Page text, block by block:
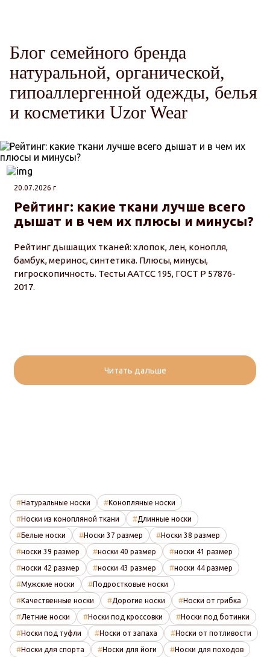
Блог семейного бренда
натуральной, органической,
гипоаллергенной одежды, белья
и косметики Uzor Wear
20.07.2026 г
Рейтинг: какие ткани лучше всего
дышат и в чем их плюсы и минусы?
Рейтинг дышащих тканей: хлопок, лен, конопля,
бамбук, меринос, синтетика. Плюсы, минусы,
гигроскопичность. Тесты AATCC 195, ГОСТ Р 57876-
2017.
Читать дальше
Натуральные носки Конопляные носки
Носки из конопляной ткани Длинные носки
Белые носки Носки 37 размер Носки 38 размер
носки 39 размер носки 40 размер носки 41 размер
носки 42 размер носки 43 размер носки 44 размер
Мужские носки Подростковые носки
Качественные носки Дорогие носки Носки от грибка
Летние носки Носки под кроссовки Носки под ботинки
Носки под туфли Носки от запаха Носки от потливости
Носки для спорта Носки для йоги Носки для походов